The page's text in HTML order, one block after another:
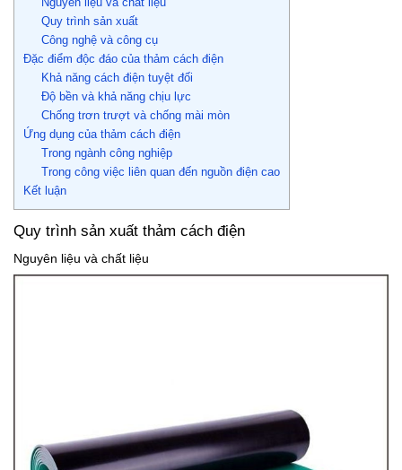
Quy trình sản xuất
Công nghệ và công cụ
Đặc điểm độc đáo của thảm cách điện
Khả năng cách điện tuyệt đối
Độ bền và khả năng chịu lực
Chống trơn trượt và chống mài mòn
Ứng dụng của thảm cách điện
Trong ngành công nghiệp
Trong công việc liên quan đến nguồn điện cao
Kết luận
Quy trình sản xuất thảm cách điện
Nguyên liệu và chất liệu